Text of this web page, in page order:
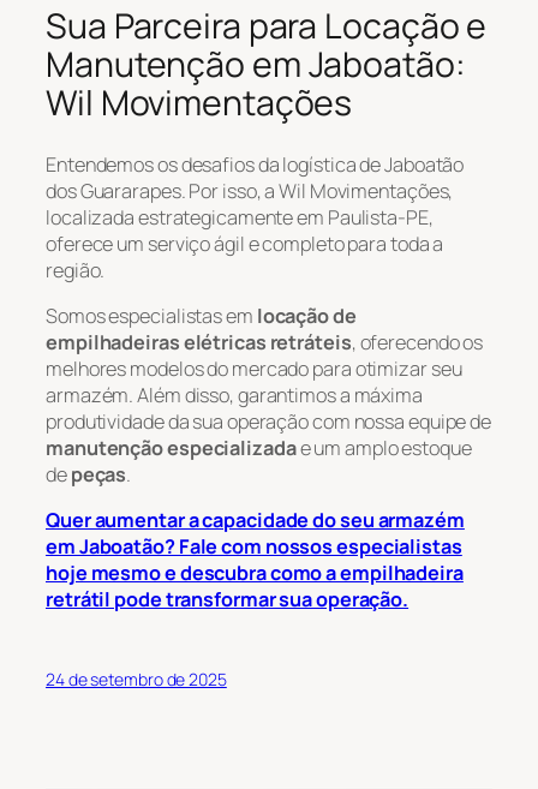
Sua Parceira para Locação e
Manutenção em Jaboatão:
Wil Movimentações
Entendemos os desafios da logística de Jaboatão
dos Guararapes. Por isso, a Wil Movimentações,
localizada estrategicamente em Paulista-PE,
oferece um serviço ágil e completo para toda a
região.
Somos especialistas em locação de
empilhadeiras elétricas retráteis, oferecendo os
melhores modelos do mercado para otimizar seu
armazém. Além disso, garantimos a máxima
produtividade da sua operação com nossa equipe de
manutenção especializadae um amplo estoque
depeças.
Quer aumentar a capacidade do seu armazém
em Jaboatão? Fale com nossos especialistas
hoje mesmo e descubra como a empilhadeira
retrátil pode transformar sua operação.
24 de setembro de 2025